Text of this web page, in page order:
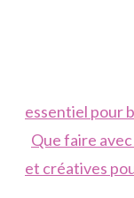
essentiel pour
Que faire
et créatives